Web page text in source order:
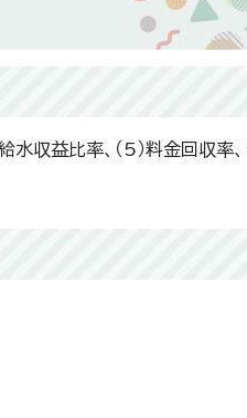
収益比率、（5）料金回収率、